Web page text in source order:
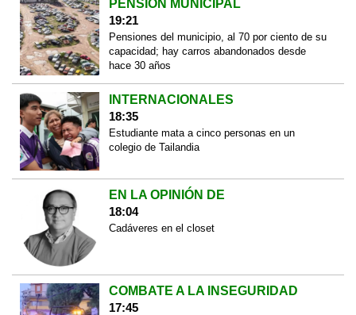
PENSIÓN MUNICIPAL
19:21
Pensiones del municipio, al 70 por ciento de su
capacidad; hay carros abandonados desde
hace 30 años
INTERNACIONALES
18:35
Estudiante mata a cinco personas en un
colegio de Tailandia
EN LA OPINIÓN DE
18:04
Cadáveres en el closet
COMBATE A LA INSEGURIDAD
17:45